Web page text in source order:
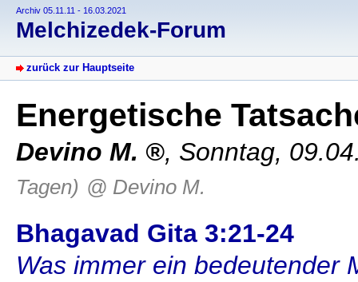
Archiv 05.11.11 - 16.03.2021
Melchizedek-Forum
zurück zur Hauptseite
Energetische
Devino M. , Sonntag,
Tagen) @ Devino M.
Bhagavad Gita 3:21-24
Was immer ein bedeutender